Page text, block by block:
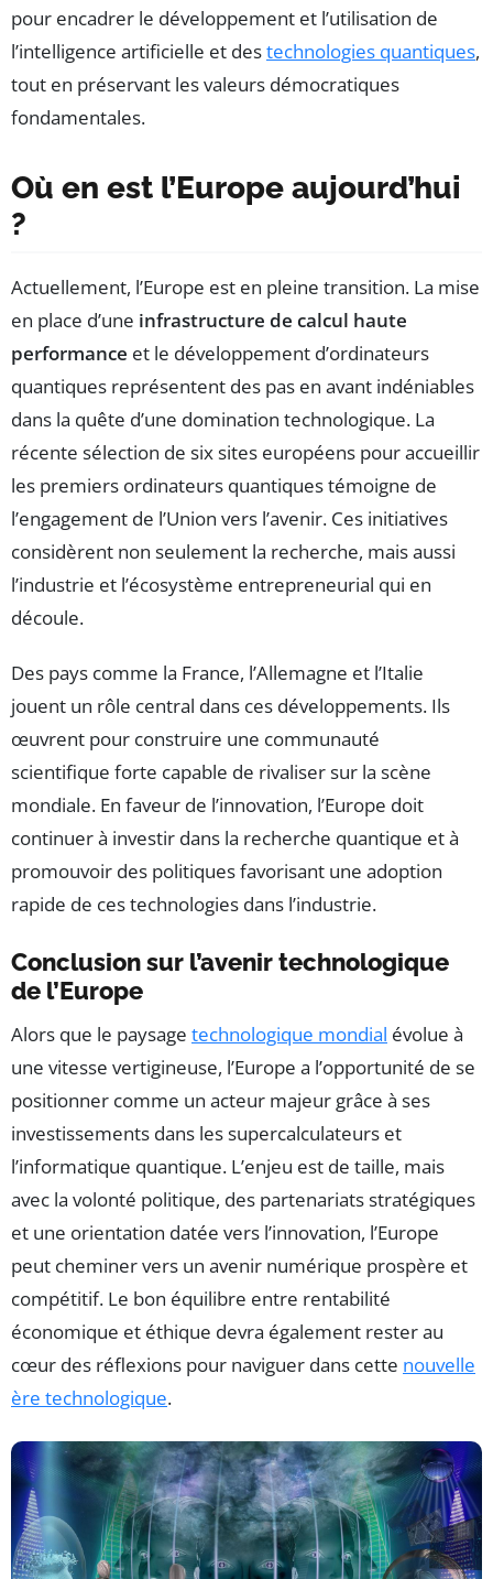
pour encadrer le développement et l’utilisation de
l’intelligence artificielle et destechnologies quantiques,
tout en préservant les valeurs démocratiques
fondamentales.
Où en est l’Europe aujourd’hui
?
Actuellement, l’Europe est en pleine transition. La mise
en place d’une infrastructure de calcul haute
performance et le développement d’ordinateurs
quantiques représentent des pas en avant indéniables
dans la quête d’une domination technologique. La
récente sélection de six sites européens pour accueillir
les premiers ordinateurs quantiques témoigne de
l’engagement de l’Union vers l’avenir. Ces initiatives
considèrent non seulement la recherche, mais aussi
l’industrie et l’écosystème entrepreneurial qui en
découle.
Des pays comme la France, l’Allemagne et l’Italie
jouent un rôle central dans ces développements. Ils
œuvrent pour construire une communauté
scientifique forte capable de rivaliser sur la scène
mondiale. En faveur de l’innovation, l’Europe doit
continuer à investir dans la recherche quantique et à
promouvoir des politiques favorisant une adoption
rapide de ces technologies dans l’industrie.
Conclusion sur l’avenir technologique
de l’Europe
Alors que le paysage technologique mondial évolue à
une vitesse vertigineuse, l’Europe a l’opportunité de se
positionner comme un acteur majeur grâce à ses
investissements dans les supercalculateurs et
l’informatique quantique. L’enjeu est de taille, mais
avec la volonté politique, des partenariats stratégiques
et une orientation datée vers l’innovation, l’Europe
peut cheminer vers un avenir numérique prospère et
compétitif. Le bon équilibre entre rentabilité
économique et éthique devra également rester au
cœur des réflexions pour naviguer dans cette nouvelle
ère technologique.